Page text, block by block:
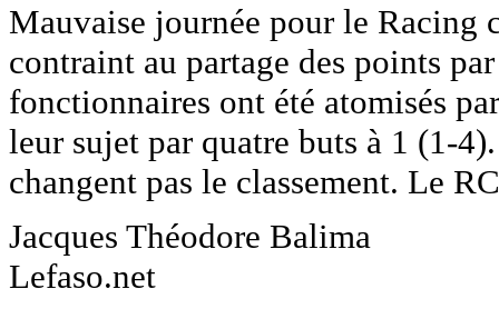
Mauvaise journée pour le Racing
contraint au partage des points
fonctionnaires ont été atomisés
leur sujet par quatre buts à 1 (1-
changent pas le classement. Le
Jacques Théodore Balima
Lefaso.net